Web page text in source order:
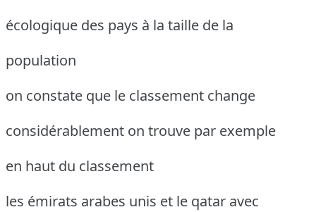
écologique des pays à la taille de la
population
on constate que le classement change
considérablement on trouve par exemple
en haut du classement
les émirats arabes unis et le qatar avec